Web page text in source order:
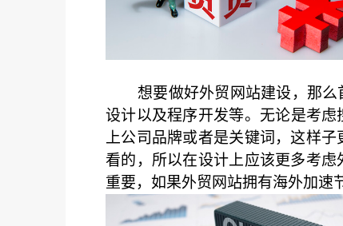
想要做好外贸网站建设，那
设计以及程序开发等。无论是考
上公司品牌或者是关键词，这样
看的，所以在设计上应该更多考
重要，如果外贸网站拥有海外加速